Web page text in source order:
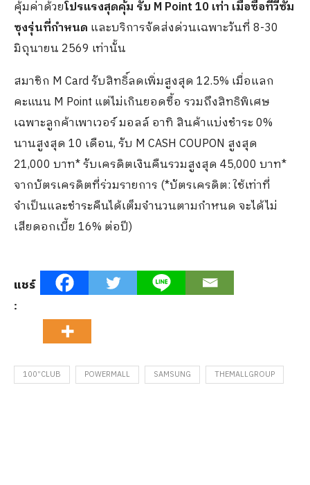
คุ้มค่าด้วยโปรแรงสุดคุ้ม รับ M Point 10 เท่า เมื่อซื้อทีวีซัม
ซุงรุ่นที่กำหนด และบริการจัดส่งด่วนเฉพาะวันที่ 8-30
มิถุนายน 2569 เท่านั้น
สมาชิก M Card รับสิทธิ์ลดเพิ่มสูงสุด 12.5% เมื่อแลก
คะแนน M Point แต่ไม่เกินยอดซื้อ รวมถึงสิทธิพิเศษ
เฉพาะลูกค้าเพาเวอร์ มอลล์ อาทิ สินค้าแบ่งชำระ 0%
นานสูงสุด 10 เดือน, รับ M CASH COUPON สูงสุด
21,000 บาท* รับเครดิตเงินคืนรวมสูงสุด 45,000 บาท*
จากบัตรเครดิตที่ร่วมรายการ (*บัตรเครดิต: ใช้เท่าที่
จำเป็นและชำระคืนได้เต็มจำนวนตามกำหนด จะได้ไม่
เสียดอกเบี้ย 16% ต่อปี)
แชร์
:
100”CLUB POWERMALL SAMSUNG THEMALLGROUP